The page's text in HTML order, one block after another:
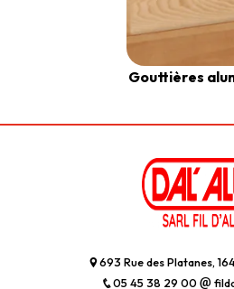
Gouttières
693 Rue des Platanes,
05 45 38 29 00